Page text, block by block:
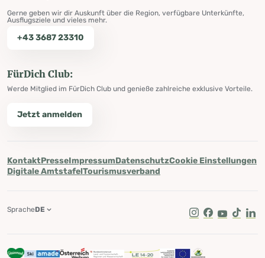
Gerne geben wir dir Auskunft über die Region, verfügbare Unterkünfte,
Ausflugsziele und vieles mehr.
+43 3687 23310
FürDich Club:
Werde Mitglied im FürDich Club und genieße zahlreiche exklusive Vorteile.
Jetzt anmelden
KontaktPresseImpressumDatenschutzCookie Einstellungen
Digitale AmtstafelTourismusverband
Instagram
Facebook
Youtube
Tik Tok
SpracheDE